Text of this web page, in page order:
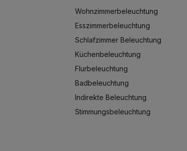
Wohnzimmerbeleuchtung
Esszimmerbeleuchtung
Schlafzimmer Beleuchtung
Küchenbeleuchtung
Flurbeleuchtung
Badbeleuchtung
Indirekte Beleuchtung
Stimmungsbeleuchtung